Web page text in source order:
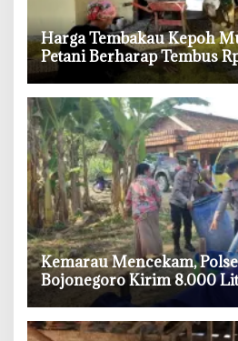
Harga Tembakau Kepoh
Petani Berharap Tembus
Kilogram
‎Kemarau Mencekam,
Bojonegoro Kirim 8.000
Warga Bondol